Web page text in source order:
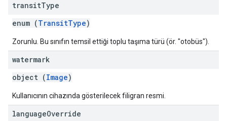
transitType
enum (TransitType)
Zorunlu. Bu sınıfın temsil ettiği toplu taşıma türü (ör. "otobüs").
watermark
object (Image)
Kullanıcının cihazında gösterilecek filigran resmi.
languageOverride